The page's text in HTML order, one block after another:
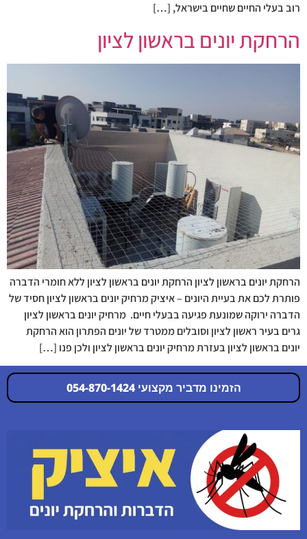
רוב בעלי החיים שחיים בישראל, […]
הרחקת יונים בראשון לציון
הרחקת יונים בראשון לציון הרחקת יונים בראשון לציון ללא חומרי הדברה
פותרת לכם את בעיית היונים – איציק מרחיק יונים בראשון לציון חסיד של
הדברה ירוקה שמונעת פגיעה בבעלי חיים. מרחיק יונים בראשון לציון
גרים בעיר ראשון לציון וסובלים ממטרד של יונים הפתרון הוא הרחקת
יונים בראשון לציון בעזרת מרחיק יונים בראשון לציון ולכן פנו […]
הזמינו מדביר מקצועי 054-870-1424
054-870-1424